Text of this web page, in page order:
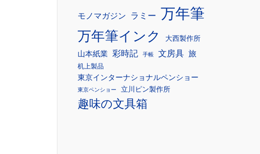
モノマガジン ラミー 万年筆
万年筆インク
大西製作所
山本紙業
彩時記 手帳 文房具 旅
机上製品
東京インターナショナルペンショー
東京ペンショー 立川ピン製作所
趣味の文具箱